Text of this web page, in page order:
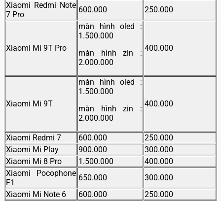
Xiaomi Redmi Note
7 Pro
600.000 250.000
Xiaomi Mi 9T Pro
màn hình oled :
1.500.000
màn hình zin :
2.000.000
400.000
Xiaomi Mi 9T
màn hình oled :
1.500.000
màn hình zin :
2.000.000
400.000
Xiaomi Redmi 7 600.000
250.000
Xiaomi Mi Play
900.000
300.000
Xiaomi Mi 8 Pro
1.500.000
400.000
Xiaomi Pocophone
F1
650.000
300.000
Xiaomi Mi Note 6
600.000
250.000